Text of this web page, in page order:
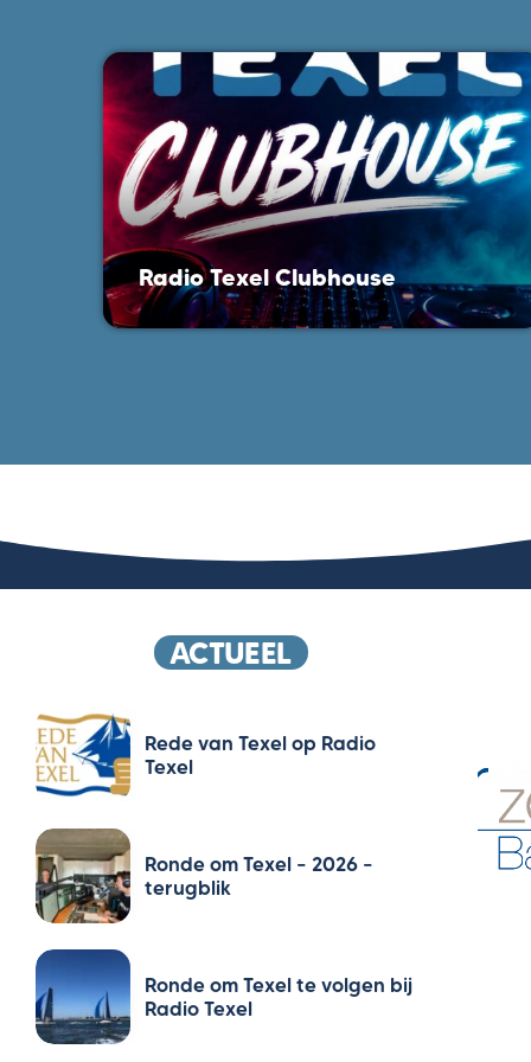
Radio Texel Clubhouse
ACTUEEL
Rede van Texel op Radio
Texel
Ronde om Texel – 2026 –
terugblik
Ronde om Texel te volgen bij
Radio Texel